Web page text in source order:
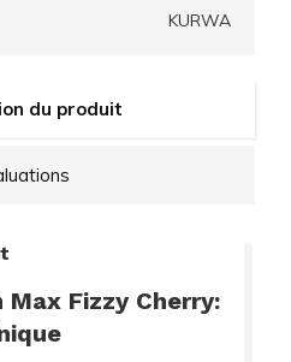
du produit
Max Fizzy Cherry:
KURWA